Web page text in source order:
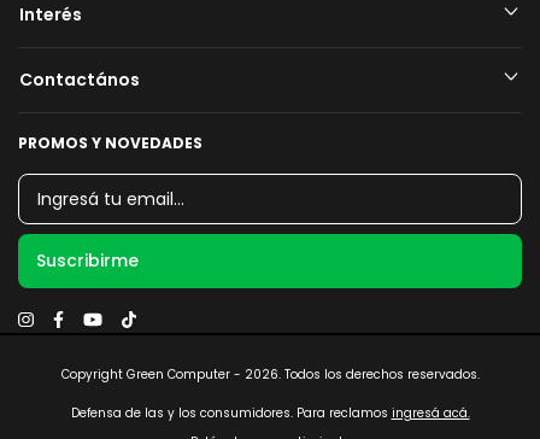
Interés
Contactános
PROMOS Y NOVEDADES
Copyright Green Computer - 2026. Todos los derechos reservados.
Defensa de las y los consumidores. Para reclamos ingresá acá.